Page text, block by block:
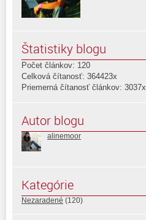
Štatistiky blogu
Počet článkov: 120
Celková čítanosť: 364423x
Priemerná čítanosť článkov: 3037x
Autor blogu
alinemoor
Kategórie
Nezaradené (120)